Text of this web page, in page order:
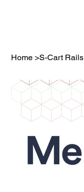
Home >S-Cart Rails